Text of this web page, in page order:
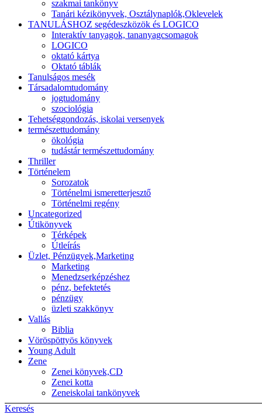
Keresés
szakmai tankönyv
Tanári kézikönyvek, Osztálynaplók,Oklevelek
TANULÁSHOZ segédeszközök és LOGICO
Interaktív tanyagok, tananyagcsomagok
LOGICO
oktató kártya
Oktató táblák
Tanulságos mesék
Társadalomtudomány
jogtudomány
szociológia
Tehetséggondozás, iskolai versenyek
természettudomány
ökológia
tudástár természettudomány
Thriller
Történelem
Sorozatok
Történelmi ismeretterjesztő
Történelmi regény
Uncategorized
Útikönyvek
Térképek
Útleírás
Üzlet, Pénzügyek,Marketing
Marketing
Menedzserképzéshez
pénz, befektetés
pénzügy
üzleti szakkönyv
Vallás
Biblia
Vöröspöttyös könyvek
Young Adult
Zene
Zenei könyvek,CD
Zenei kotta
Zeneiskolai tankönyvek